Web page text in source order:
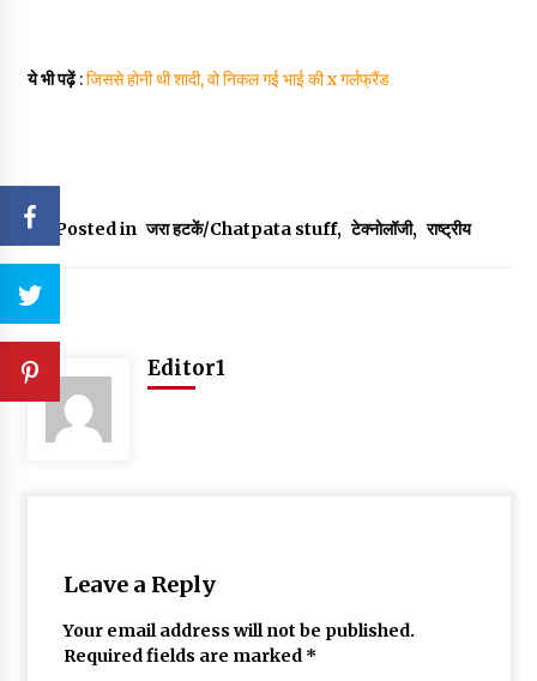
ये भी पढ़ें:जिससे होनी थी शादी, वो निकल गई भाई की x गर्लफ्रैंड
Posted in जरा हटकें/Chatpata stuff, टेक्नोलॉजी, राष्ट्रीय
Editor1
Leave a Reply
Your email address will not be published.
Required fields are marked *